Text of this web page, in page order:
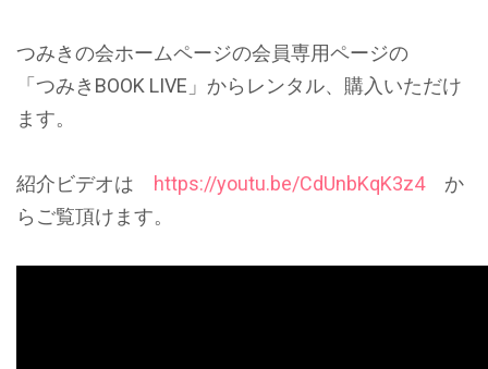
つみきの会ホームページの会員専用ページの
「つみきBOOK LIVE」からレンタル、購入いただけ
ます。
紹介ビデオは https://youtu.be/CdUnbKqK3z4か
らご覧頂けます。